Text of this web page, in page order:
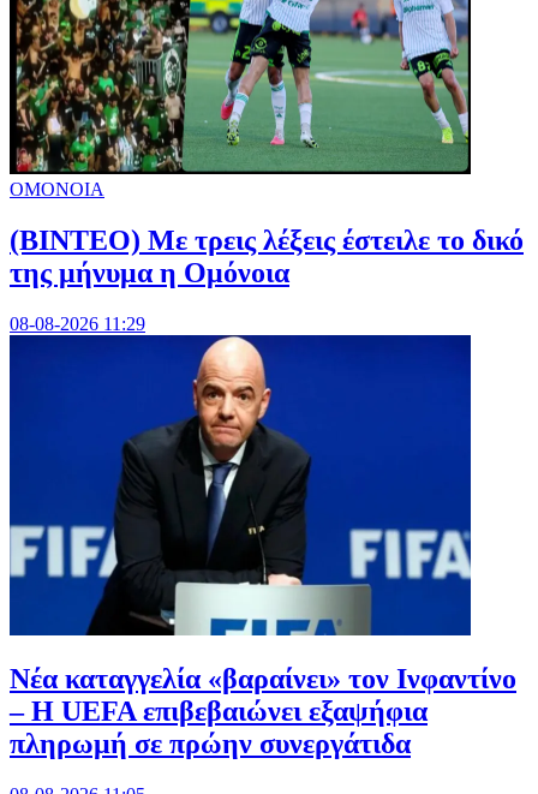
ΟΜΟΝΟΙΑ
(ΒΙΝΤΕΟ) Με τρεις λέξεις έστειλε το δικό
της μήνυμα η Ομόνοια
08-08-2026 11:29
Νέα καταγγελία «βαραίνει» τον Ινφαντίνο
– Η UEFA επιβεβαιώνει εξαψήφια
πληρωμή σε πρώην συνεργάτιδα